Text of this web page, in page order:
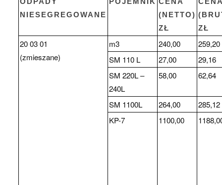
NIESEGREGOWANE
(NETTO)
ZŁ
ZŁ
20 03 01
(zmieszane)
m3 240,00
259,20
SM 110 L
27,00
29,16
SM 220L –
240L
58,00 62,64
SM 1100L 264,00
285,12
KP-7
1100,00